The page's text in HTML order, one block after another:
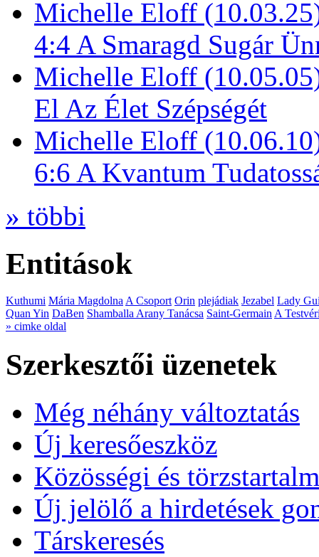
Michelle Eloff
4:4 A Smaragd Sugár
Michelle Eloff
El Az Élet Szépségét
Michelle Eloff
6:6 A Kvantum
» többi
Entitások
Kuthumi Mária MagdolnaA Csoport Orin plejádiak Jezabel Lady
Quan Yin DaBen Shamballa Arany Tanácsa Saint-GermainA
» cimke oldal
Szerkesztői üzenetek
Még néhány változtatás
Új keresőeszköz
Közösségi és
Új jelölő a hirdetések
Társkeresés